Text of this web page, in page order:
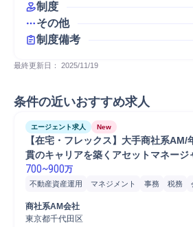
制度
その他
制度備考
最終更新日： 2025/11/19
条件の近いおすすめ求人
エージェント求人 New
【在宅・フレックス】大手商社系
貫のキャリアを築くアセットマネージ
700~900万
不動産資産運用 マネジメント 事務 税務
レポーティング
不動産証券化
プロパテ
商社系AM会社
東京都千代田区